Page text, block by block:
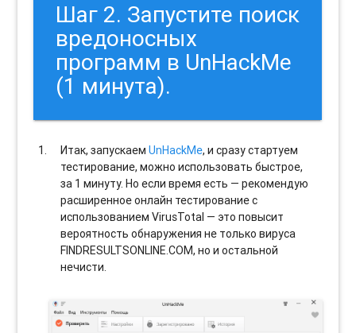
Шаг 2. Запустите поиск
вредоносных
программ в UnHackMe
(1 минута).
Итак, запускаемUnHackMe, и сразу стартуем
тестирование, можно использовать быстрое,
за 1 минуту. Но если время есть — рекомендую
расширенное онлайн тестирование с
использованием VirusTotal — это повысит
вероятность обнаружения не только вируса
FINDRESULTSONLINE.COM, но и остальной
нечисти.